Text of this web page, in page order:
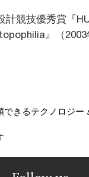
計競技優秀賞『
』（2003
できるテクノロジー